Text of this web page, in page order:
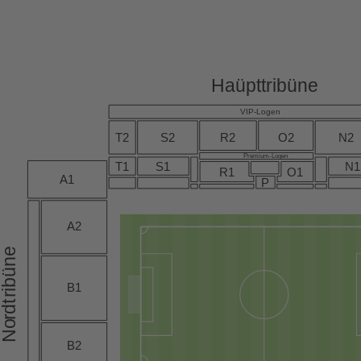
VIP-Logen
Premium-Logen
T2
T1
S2
S1
R2
R1
O2
O1
N2
N1
P
A1
A2
B1
B2
Haüpttribüne